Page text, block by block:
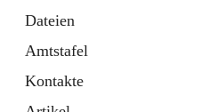
Dateien
Amtstafel
Kontakte